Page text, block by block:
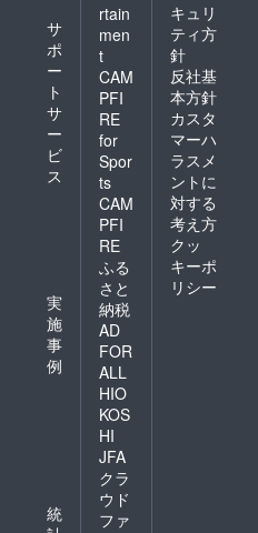
サ
ポ
ー
ト
サ
ー
ビ
ス
実
施
事
例
統
rtain
men
t
CAM
PFI
RE
for
Spor
ts
CAM
PFI
RE
ふる
さと
納税
AD
FOR
ALL
HIO
KOS
HI
JFA
クラ
ウド
ファ
キュリ
ティ方
針
反社基
本方針
カスタ
マーハ
ラスメ
ントに
対する
考え方
クッ
キーポ
リシー